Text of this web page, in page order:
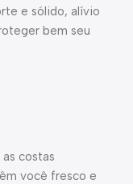
e sólido, alívio
bem seu
costas
você fresco e